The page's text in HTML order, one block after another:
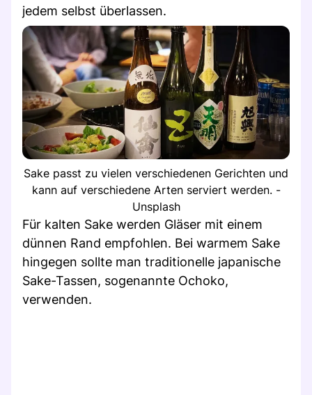
jedem selbst überlassen.
Sake passt zu vielen verschiedenen Gerichten und
kann auf verschiedene Arten serviert werden. -
Unsplash
Für kalten Sake werden Gläser mit einem
dünnen Rand empfohlen. Bei warmem Sake
hingegen sollte man traditionelle japanische
Sake-Tassen, sogenannte Ochoko,
verwenden.